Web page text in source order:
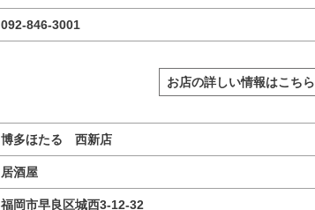
092-846-3001
お店の詳しい情報はこちら
博多ほたる 西新店
居酒屋
福岡市早良区城西3-12-32